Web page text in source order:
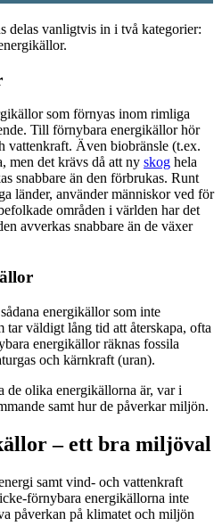
delas vanligtvis in i två kategorier:
som förnyas inom rimliga
Till förnybara energikällor hör
vattenkraft. Även biobränsle (t.ex.
men det krävs då att ny skog hela
snabbare än den förbrukas. Runt
länder, använder människor ved för
områden i världen har det
avverkas snabbare än de växer
energikällor som inte
tar väldigt lång tid att återskapa, ofta
energikällor räknas fossila
och kärnkraft (uran).
de olika energikällorna är, var i
samt hur de påverkar miljön.
– ett bra miljöval
samt vind- och vattenkraft
förnybara energikällorna inte
påverkan på klimatet och miljön